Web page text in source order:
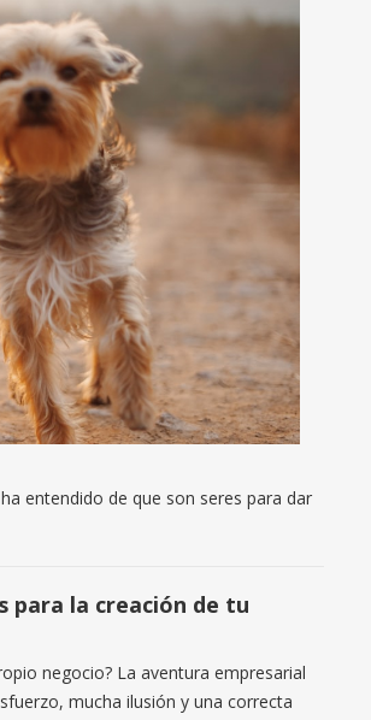
entendido de que son seres para dar
para la creación de tu
negocio? La aventura empresarial
mucha ilusión y una correcta